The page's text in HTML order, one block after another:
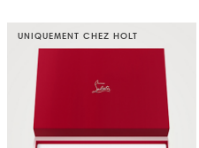
UNIQUEMENT CHEZ HOLT